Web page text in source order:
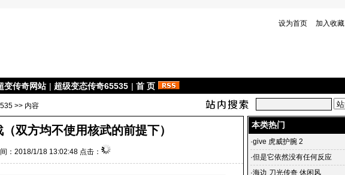
设为首页 加入收藏
变传奇网站 | 超级变态传奇65535 | 首 页
>> 内容
双方均不使用核武的前提下）
：2018/1/18 13:02:48 点击：
本类热门
·give 虎威护腕 2
·但是它依然没有任何反应
·海边 刀光传奇 休闲风